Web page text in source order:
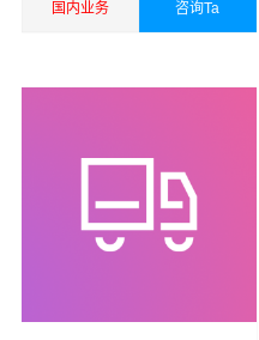
韶关货运公司
成立于
货运公司以珠三角，长三
面向国内国际为您提供
韶
路汽车运输、铁路火车运
国内业务 咨询Ta